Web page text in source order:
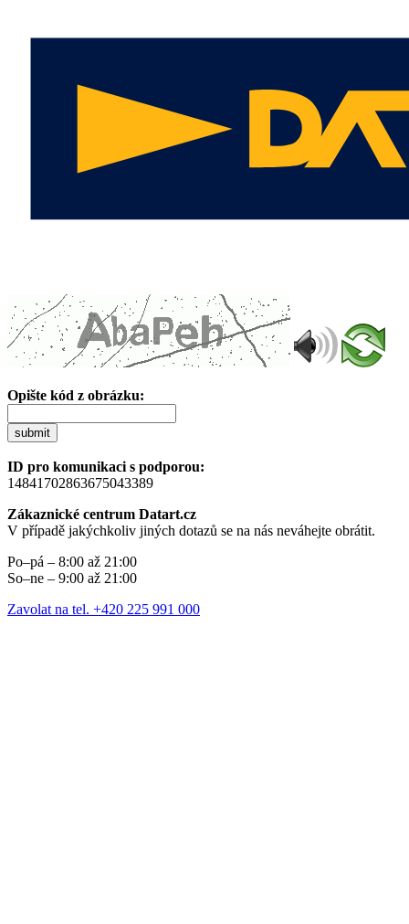
Opište kód z obrázku:
submit
ID pro komunikaci s podporou:
14841702863675043389
Zákaznické centrum Datart.cz
V případě jakýchkoliv jiných dotazů se na nás neváhejte obrátit.
Po–pá – 8:00 až 21:00
So–ne – 9:00 až 21:00
Zavolat na tel. +420 225 991 000